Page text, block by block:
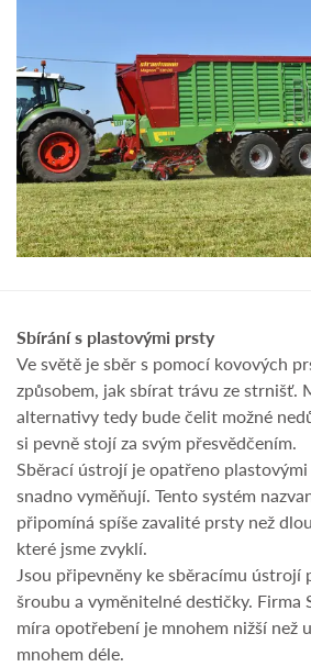
Sbírání s plastovými prsty
Ve světě je sběr s pomocí kovových
způsobem, jak sbírat trávu ze strnišť.
alternativy tedy bude čelit možné
si pevně stojí za svým přesvědčením.
Sběrací ústrojí je opatřeno
snadno vyměňují. Tento systém
připomíná spíše zavalité prsty než
které jsme zvyklí.
Jsou připevněny ke sběracímu ústrojí
šroubu a vyměnitelné destičky. Firma
míra opotřebení je mnohem nižší než
mnohem déle.